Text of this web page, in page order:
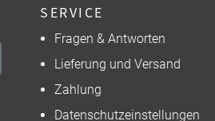
SERVICE
Fragen & Antworten
Lieferung und Versand
Zahlung
Datenschutzeinstellungen